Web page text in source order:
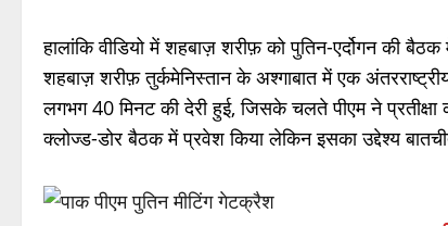
हालांकि वीडियो में शहबाज़ शरीफ़ को पुतिन-एर्दोगन की
शहबाज़ शरीफ़ तुर्कमेनिस्तान के अश्गाबात में एक
लगभग 40 मिनट की देरी हुई, जिसके चलते पीएम ने
क्लोज्ड-डोर बैठक में प्रवेश किया लेकिन इसका उद्देश्य